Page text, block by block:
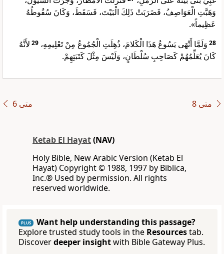
وَهَبَّتِ الْعَوَاصِفُ، فَضَرَبَتْ ذَلِكَ الْبَيْتَ، فَسَقَطَ، وَكَانَ سُقُوطُهُ
عَظِيماً».
28 وَلَمَّا أَنْهَى يَسُوعُ هَذَا الْكَلامَ، ذُهِلَتِ الْجُمُوعُ مِنْ تَعْلِيمِهِ، 29 لأَنَّهُ
كَانَ يُعَلِّمُهُمْ كَصَاحِبِ سُلْطَانٍ، وَلَيْسَ مِثْلَ كَتَبَتِهِمْ.
ﻣﺘﻰ 6 ﻣﺘﻰ 8
Ketab El Hayat(NAV)
Holy Bible, New Arabic Version (Ketab El
Hayat) Copyright © 1988, 1997 by Biblica,
Inc.® Used by permission. All rights
reserved worldwide.
PLUS
Want help understanding this passage?
Explore trusted study tools in the Resourcestab.
Discoverdeeper insightwith Bible Gateway Plus.